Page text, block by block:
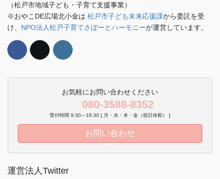
（松戸市地域子ども・子育て支援事業）
※おやこDE広場北小金は 松戸市子ども未来応援課から委託を受
け、 NPO法人松戸子育てさぽーとハーモニーが運営しています。
お気軽にお問い合わせください
080-3588-8352
受付時間 9:30～16:30 [ 月・水・木・金（祝日休館） ]
お問い合わせ
運営法人Twitter